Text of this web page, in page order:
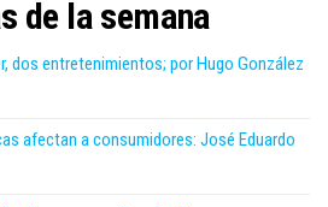
de la semana
dos entretenimientos; por Hugo González
afectan a consumidores: José Eduardo